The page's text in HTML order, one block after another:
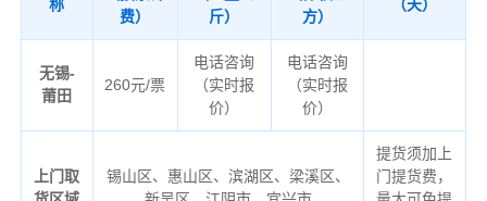
称
费）
斤）
方）
（天）
无锡-
莆田
260元/票
电话咨询
（实时报
价）
电话咨询
（实时报
价）
上门取
锡山区、惠山区、滨湖区、梁溪区、
提货须加上
门提货费，